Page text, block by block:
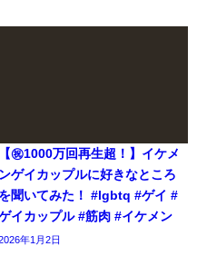
【㊗️1000万回再生超！】イケメ
ンゲイカップルに好きなところ
を聞いてみた！ #lgbtq #ゲイ #
イカップル #筋肉 #イケメン
年1月2日